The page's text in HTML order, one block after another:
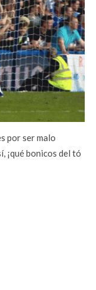
por ser malo
¡qué bonicos del tó